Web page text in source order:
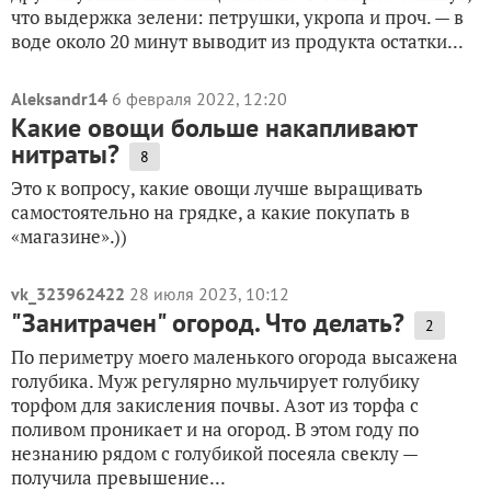
что выдержка зелени: петрушки, укропа и проч. — в
воде около 20 минут выводит из продукта остатки...
Aleksandr14 6 февраля 2022, 12:20
Какие овощи больше накапливают
нитраты? 8
Это к вопросу, какие овощи лучше выращивать
самостоятельно на грядке, а какие покупать в
«магазине».))
vk_323962422 28 июля 2023, 10:12
"Занитрачен" огород. Что делать? 2
По периметру моего маленького огорода высажена
голубика. Муж регулярно мульчирует голубику
торфом для закисления почвы. Азот из торфа с
поливом проникает и на огород. В этом году по
незнанию рядом с голубикой посеяла свеклу —
получила превышение...